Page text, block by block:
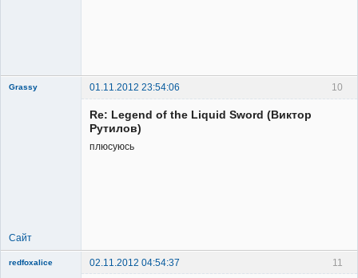
10
Grassy 01.11.2012 23:54:06
Re: Legend of the Liquid Sword (Виктор
Рутилов)
плюсуюсь
Сайт
11
redfoxalice 02.11.2012 04:54:37